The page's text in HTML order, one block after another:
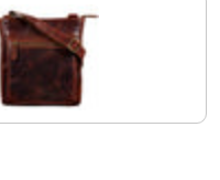
siena - marrón